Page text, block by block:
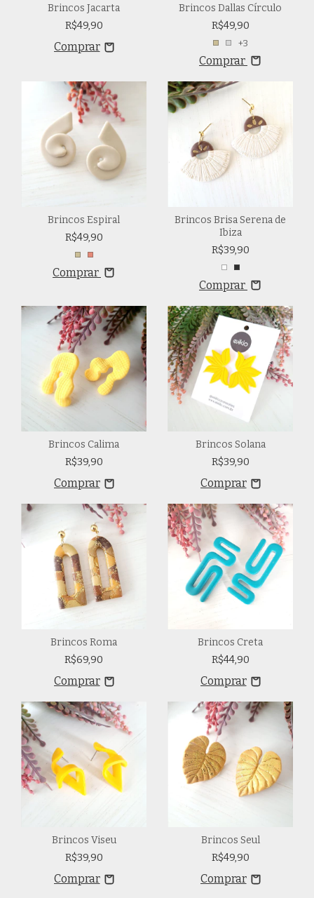
Brincos Jacarta
R$49,90
Brincos Dallas Círculo
R$49,90
+3
Comprar
Brincos Espiral
R$49,90
Comprar
Brincos Brisa Serena de
Ibiza
R$39,90
Comprar
Brincos Calima
R$39,90
Brincos Solana
R$39,90
Brincos Roma
R$69,90
Brincos Creta
R$44,90
Brincos Viseu
R$39,90
Brincos Seul
R$49,90